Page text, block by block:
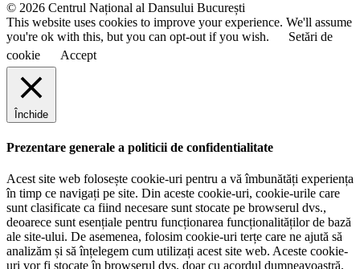
© 2026 Centrul Național al Dansului București
This website uses cookies to improve your experience. We'll assume
you're ok with this, but you can opt-out if you wish.
Setări de
cookie
Accept
Închide
Prezentare generale a politicii de confidentialitate
Acest site web folosește cookie-uri pentru a vă îmbunătăți experiența
în timp ce navigați pe site. Din aceste cookie-uri, cookie-urile care
sunt clasificate ca fiind necesare sunt stocate pe browserul dvs.,
deoarece sunt esențiale pentru funcționarea funcționalităților de bază
ale site-ului. De asemenea, folosim cookie-uri terțe care ne ajută să
analizăm și să înțelegem cum utilizați acest site web. Aceste cookie-
uri vor fi stocate în browserul dvs. doar cu acordul dumneavoastră.